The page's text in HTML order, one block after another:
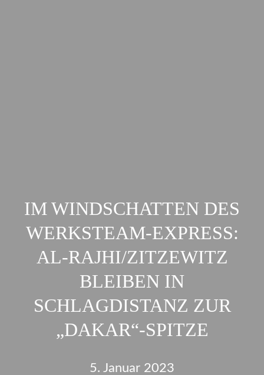
IM WINDSCHATTEN DES
WERKSTEAM-EXPRESS:
AL-RAJHI/ZITZEWITZ
BLEIBEN IN
SCHLAGDISTANZ ZUR
„DAKAR“-SPITZE
5. Januar 2023